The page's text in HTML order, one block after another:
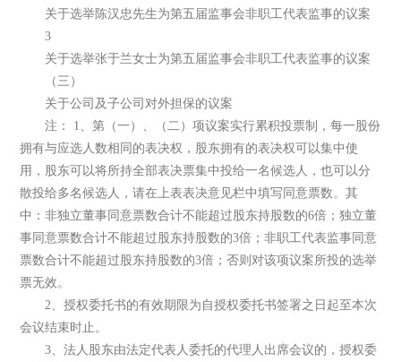
关于选举陈汉忠先生为第五届监事会非职工代表监事的议案
3
关于选举张于兰女士为第五届监事会非职工代表监事的议案
（三）
关于公司及子公司对外担保的议案
注： 1、第（一）、（二）项议案实行累积投票制，每一股份
拥有与应选人数相同的表决权，股东拥有的表决权可以集中使
用，股东可以将所持全部表决票集中投给一名候选人，也可以分
散投给多名候选人，请在上表表决意见栏中填写同意票数。其
中：非独立董事同意票数合计不能超过股东持股数的6倍；独立董
事同意票数合计不能超过股东持股数的3倍；非职工代表监事同意
票数合计不能超过股东持股数的3倍；否则对该项议案所投的选举
票无效。
2、授权委托书的有效期限为自授权委托书签署之日起至本次
会议结束时止。
3、法人股东由法定代表人委托的代理人出席会议的，授权委